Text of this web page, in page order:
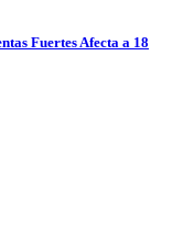
Fuertes Afecta a 18